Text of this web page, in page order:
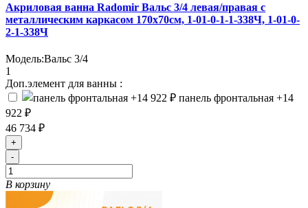
Акриловая ванна Radomir Вальс 3/4 левая/правая с
металлическим каркасом 170х70см, 1-01-0-1-1-338Ч, 1-01-0-
2-1-338Ч
Модель:Вальс 3/4
1
Доп.элемент для ванны :
панель фронтальная +14
922 ₽
46 734 ₽
+
-
В корзину